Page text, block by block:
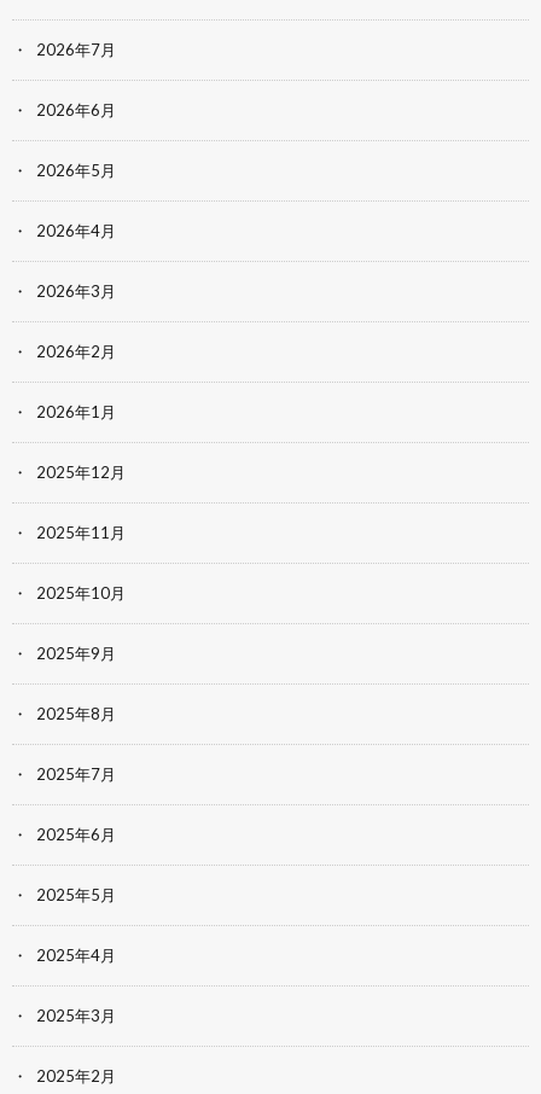
2026年7月
2026年6月
2026年5月
2026年4月
2026年3月
2026年2月
2026年1月
2025年12月
2025年11月
2025年10月
2025年9月
2025年8月
2025年7月
2025年6月
2025年5月
2025年4月
2025年3月
2025年2月